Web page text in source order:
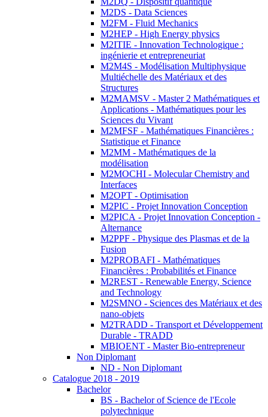
M2DS - Data Sciences
M2FM - Fluid Mechanics
M2HEP - High Energy physics
M2ITIE - Innovation Technologique :
ingénierie et entrepreneuriat
M2M4S - Modélisation Multiphysique
Multiéchelle des Matériaux et des
Structures
M2MAMSV - Master 2 Mathématiques et
Applications - Mathématiques pour les
Sciences du Vivant
M2MFSF - Mathématiques Financières :
Statistique et Finance
M2MM - Mathématiques de la
modélisation
M2MOCHI - Molecular Chemistry and
Interfaces
M2OPT - Optimisation
M2PIC - Projet Innovation Conception
M2PICA - Projet Innovation Conception -
Alternance
M2PPF - Physique des Plasmas et de la
Fusion
M2PROBAFI - Mathématiques
Financières : Probabilités et Finance
M2REST - Renewable Energy, Science
and Technology
M2SMNO - Sciences des Matériaux et des
nano-objets
M2TRADD - Transport et Développement
Durable - TRADD
MBIOENT - Master Bio-entrepreneur
Non Diplomant
ND - Non Diplomant
Catalogue 2018 - 2019
Bachelor
BS - Bachelor of Science de l'Ecole
polytechnique